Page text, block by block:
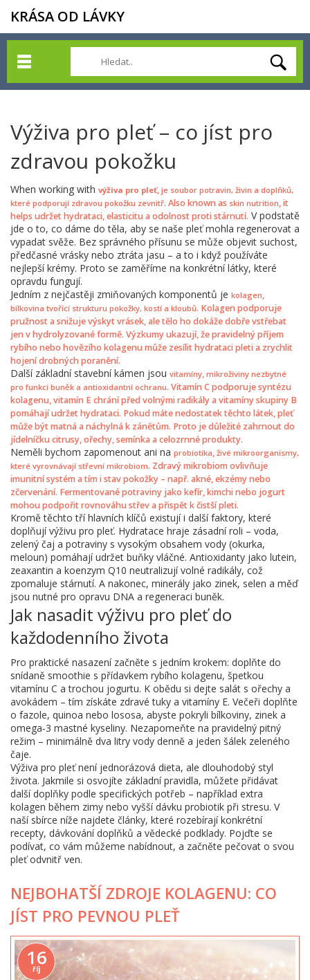
KRÁSA OD LÁVKY
Výživa pro pleť – co jíst pro
zdravou pokožku
When working with výživa pro pleť, je soubor potravin, živin a doplňků,
které podporují zdravou pokožku zevnitř. Also known as skin nutrition, it
helps udržet hydrataci, elasticitu a odolnost proti stárnutí. V podstatě
jde o to, co dáme do těla, aby se naše pleť mohla regenerovat a
vypadat svěže. Bez správného přísunu se může objevit suchost,
předčasné vrásky nebo ztráta jasu – a to i když používáte
nejlepší krémy. Proto se zaměříme na konkrétní látky, které
opravdu fungují.
Jedním z nejčastěji zmiňovaných komponentů je kolagen,
bílkovina tvořící strukturu pokožky, kostí a kloubů. Kolagen podporuje
pružnost a snižuje výskyt vrásek, ale tělo ho dokáže dobře vstřebat
jen v hydrolyzované formě. Výzkumy ukazují, že pravidelný příjem
rybího nebo hovězího kolagenu může zesílit hydrataci pleti a zrychlit
hojení drobných poranění.
Další základní stavební kámen jsou vitamíny, mikroživiny nezbytné
pro funkci buněk a antioxidantní ochranu. Vitamín C podporuje syntézu
kolagenu, vitamín E chrání před volnými radikály a vitamíny skupiny B
pomáhají udržet hydrataci. Pokud máte nedostatek těchto látek, pleť
může být matná a náchylná k zánětům. Proto je důležité zahrnout do
jídelníčku citrusy, ořechy, semínka a celozrnné produkty.
Neměli bychom zapomenout ani na probiotika, živé mikroorganismy,
které vyrovnávají střevní mikrobiom. Zdravý mikrobiom ovlivňuje
imunitní systém a tím i stav pokožky – např. akné, ekzémy nebo
zčervenání. Fermentované potraviny jako kefír, kimchi nebo jogurt
mohou podpořit rovnováhu střev a přispět k čistší pleti.
Kromě těchto tří hlavních klíčů existují i další faktory, které
doplňují výživu pro pleť. Hydratace hraje zásadní roli – voda,
zelený čaj a potraviny s vysokým obsahem vody (okurka,
meloun) pomáhají udržet buňky vláčné. Antioxidanty jako lutein,
zeaxantin a koenzym Q10 neutralizují volné radikály, což
zpomaluje stárnutí. A nakonec, minerály jako zinek, selen a měď
jsou nutné pro opravu DNA a regeneraci buněk.
Jak nasadit výživu pro pleť do
každodenního života
Pro praktické nasazení začněte s jedním krokem: doplňte do
snídaně smoothie s přídavkem rybího kolagenu, špetkou
vitamínu C a trochou jogurtu. K obědu si dejte salát s ořechy a
avokádem – tím získáte zdravé tuky a vitamíny E. Večeři doplňte
o fazole, quinoa nebo lososa, abyste pokryli bílkoviny, zinek a
omega‑3 mastné kyseliny. Nezapomeňte na pravidelný pitný
režim – minimálně dva litry vody denně a jeden šálek zeleného
čaje.
Výživa pro pleť není jednorázová dieta, ale dlouhodobý styl
života. Jakmile si osvojíte základní pravidla, můžete přidávat
další doplňky podle specifických potřeb – například extra
kolagen během zimy nebo vyšší dávku probiotik při stresu. V
naší sbírce níže najdete články, které rozebírají konkrétní
recepty, dávkování doplňků a vědecké podklady. Pojďte se
podívat, co vám můžeme nabídnout, a začněte pečovat o svou
pleť odvnitř ven.
NEJBOHATŠÍ ZDROJE KOLAGENU: CO
JÍST PRO PEVNOU PLEŤ
16
říj